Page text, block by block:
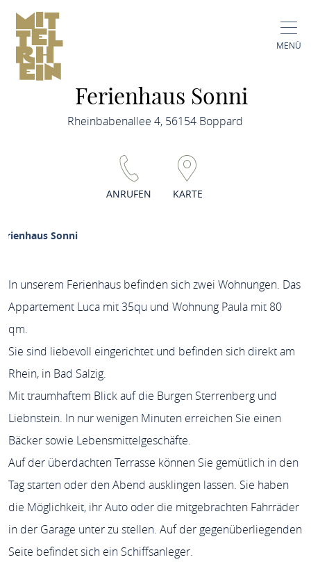
MENÜ
Ferienhaus Sonni
Rheinbabenallee 4, 56154 Boppard
ANRUFEN KARTE
Sonni
In unserem Ferienhaus befinden sich zwei Wohnungen. Das
Appartement Luca mit 35qu und Wohnung Paula mit 80
qm.
Sie sind liebevoll eingerichtet und befinden sich direkt am
Rhein, in Bad Salzig.
Mit traumhaftem Blick auf die Burgen Sterrenberg und
Liebnstein. In nur wenigen Minuten erreichen Sie einen
Bäcker sowie Lebensmittelgeschäfte.
Auf der überdachten Terrasse können Sie gemütlich in den
Tag starten oder den Abend ausklingen lassen. Sie haben
die Möglichkeit, ihr Auto oder die mitgebrachten Fahrräder
in der Garage unter zu stellen. Auf der gegenüberliegenden
Seite befindet sich ein Schiffsanleger.